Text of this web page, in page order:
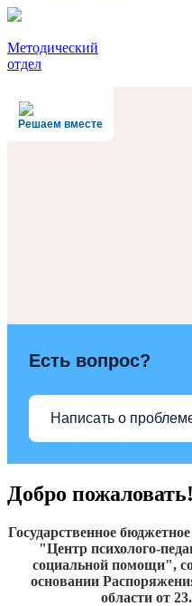
Методический
отдел
Решаем вместе
Есть вопрос?
Написать о
Добро пожаловать!
Государственное
"Центр психолого-
социальной помощи",
основании
области от